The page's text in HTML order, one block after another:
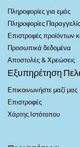
Πληροφορίες για εμάς
Πληροφορίες
Επιστροφές προϊόντων
Προσωπικά δεδομένα
Αποστολές & Χρεώσεις
Εξυπηρέτηση
Επικοινωνήστε μαζί μας
Επιστροφές
Χάρτης Ιστότοπου